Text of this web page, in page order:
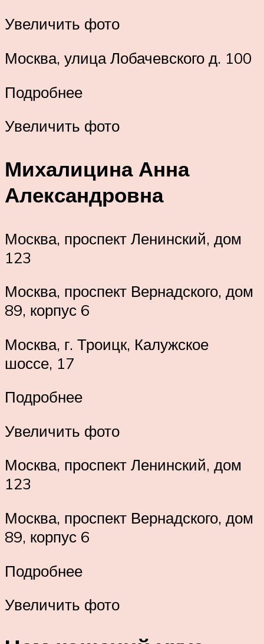
Увеличить фото
Москва, улица Лобачевского д. 100
Подробнее
Увеличить фото
Михалицина Анна
Александровна
Москва, проспект Ленинский, дом
123
Москва, проспект Вернадского, дом
89, корпус 6
Москва, г. Троицк, Калужское
шоссе, 17
Подробнее
Увеличить фото
Москва, проспект Ленинский, дом
123
Москва, проспект Вернадского, дом
89, корпус 6
Подробнее
Увеличить фото